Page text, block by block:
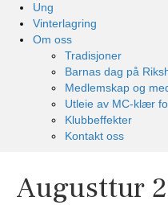
Ung
Vinterlagring
Om oss
Tradisjoner
Barnas dag på
Medlemskap og
Utleie av MC-klær
Klubbeffekter
Kontakt oss
Augusttur